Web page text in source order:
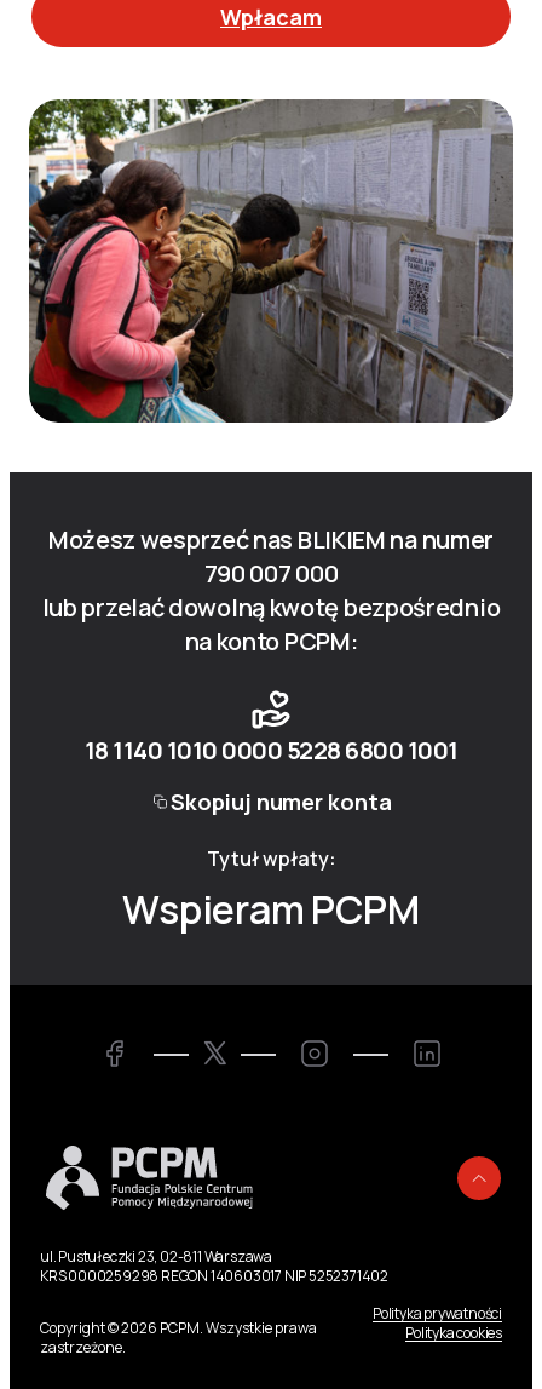
Wpłacam
Możesz wesprzeć nas BLIKIEM na numer
790 007 000
lub przelać dowolną kwotę bezpośrednio
na konto PCPM:
18 1140 1010 0000 5228 6800 1001
Skopiuj numer konta
Tytuł wpłaty:
Wspieram PCPM
Facebook Twitter Instagram LinkedIn
ul. Pustułeczki 23, 02-811 Warszawa
KRS 0000259298 REGON 140603017 NIP 5252371402
Copyright © 2026 PCPM. Wszystkie prawa
zastrzeżone.
Polityka prywatności
Polityka cookies